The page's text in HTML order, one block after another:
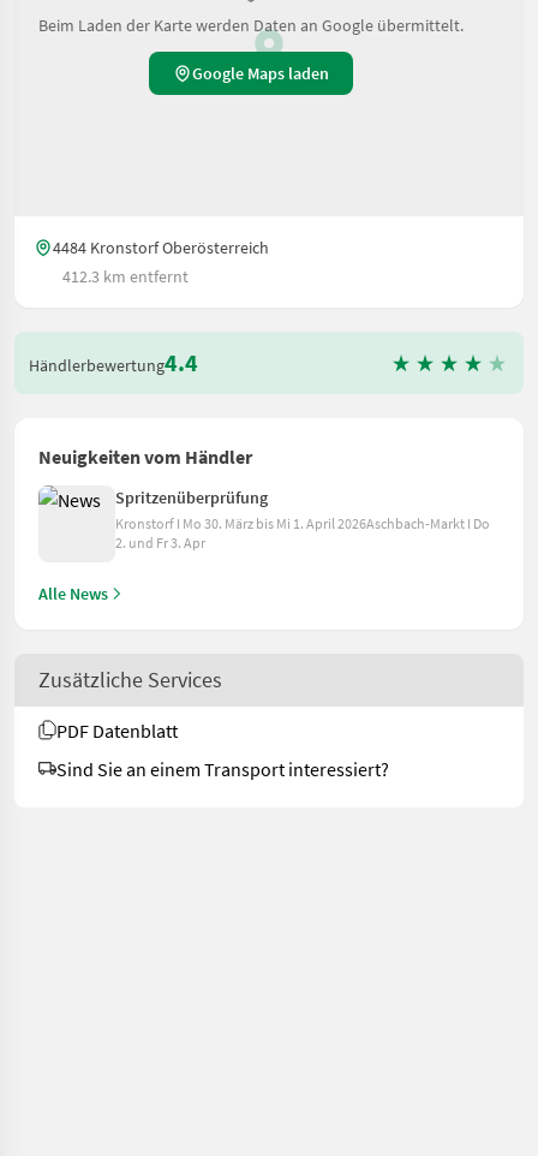
Beim Laden der Karte werden Daten an Google übermittelt.
Google Maps laden
4484 Kronstorf Oberösterreich
412.3 km entfernt
Händlerbewertung4.4
Neuigkeiten vom Händler
Spritzenüberprüfung
Kronstorf I Mo 30. März bis Mi 1. April 2026Aschbach-Markt I Do
2. und Fr 3. Apr
Alle News
Zusätzliche Services
PDF Datenblatt
Sind Sie an einem Transport interessiert?